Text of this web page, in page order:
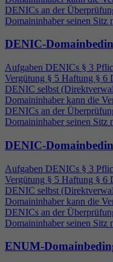
DENICs an der
Domaininhaber seinen Sitz
DENIC-
Aufgaben DENICs § 3
Vergütung § 5 Haftung § 6
DENIC selbst
Domaininhaber kann die
DENICs an der
Domaininhaber seinen Sitz
DENIC-
Aufgaben DENICs § 3
Vergütung § 5 Haftung § 6
DENIC selbst
Domaininhaber kann die
DENICs an der
Domaininhaber seinen Sitz
ENUM-